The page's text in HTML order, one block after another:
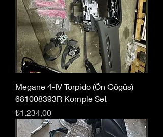
Megane 4-IV Torpido (Ön Gögüs)
681008393R Komple Set
Fiyat
₺1.234,00